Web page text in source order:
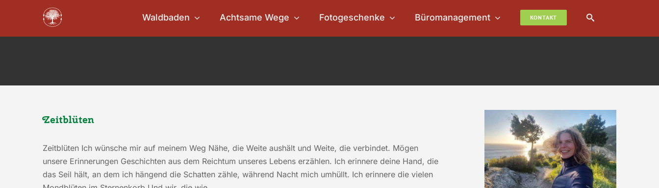
Waldbaden Achtsame Wege Fotogeschenke Büromanagement KONTAKT
Zeitblüten
Zeitblüten Ich wünsche mir auf meinem Weg Nähe, die Weite aushält und Weite, die verbindet. Mögen
unsere Erinnerungen Geschichten aus dem Reichtum unseres Lebens erzählen. Ich erinnere deine Hand, die
das Seil hält, an dem ich hängend die Schatten zähle, während Nacht mich umhüllt. Ich erinnere die vielen